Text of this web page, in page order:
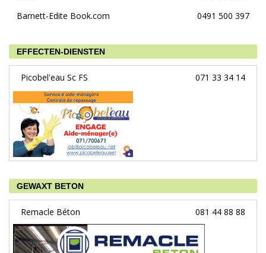
Barnett-Edite Book.com
0491 500 397
EFFECTEN-DIENSTEN
Picobel'eau Sc FS 071 33 34 14
GEWAXT BETON
Remacle Béton 081 44 88 88